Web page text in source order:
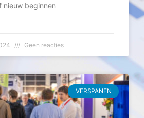
nieuw beginnen
Geen reacties
VERSPANEN